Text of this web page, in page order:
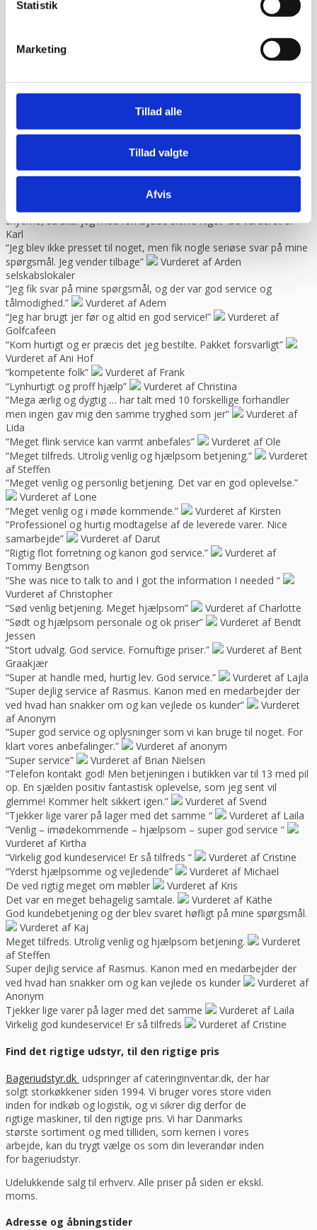
Statistik
Marketing
Tillad alle
Tillad valgte
Afvis
“God faglig og personlig betjening.”
Vurderet af Kenneth Lynge
spørgsmål.”
spørgsmål til “
Vurderet af Jeanette
“Har købt mange maskiner og fået god hjælp når der har været
problemer. Gode priser, mm.”
Vurderet af Patricia
Vurderet af Kai Hou
“Hurtig køb og hurtig levering ! Ikke så meget pjat “
“Hurtig levering. :-)”
Vurderet af Birgitte Andersen
Vurderet af Build consult Ivs
skyerne, så skal jeg med fornøjelse skrive niget”
Vurderet af
Karl
“Jeg blev ikke presset til noget, men fik nogle seriøse svar på mine
spørgsmål. Jeg vender tilbage”
Vurderet af Arden
selskabslokaler
“Jeg fik svar på mine spørgsmål, og der var god service og
tålmodighed.”
Vurderet af Adem
“Jeg har brugt jer før og altid en god service!”
Vurderet af
Golfcafeen
“Kom hurtigt og er præcis det jeg bestilte. Pakket forsvarligt”
Vurderet af Ani Hof
“kompetente folk”
Vurderet af Frank
“Lynhurtigt og proff hjælp”
Vurderet af Christina
“Mega ærlig og dygtig … har talt med 10 forskellige forhandler
men ingen gav mig den samme tryghed som jer”
Vurderet af
Lida
“Meget flink service kan varmt anbefales”
Vurderet af Ole
“Meget tilfreds. Utrolig venlig og hjælpsom betjening.”
Vurderet
af Steffen
“Meget venlig og personlig betjening. Det var en god oplevelse.”
Vurderet af Lone
“Meget venlig og i møde kommende.”
Vurderet af Kirsten
“Professionel og hurtig modtagelse af de leverede varer. Nice
samarbejde”
Vurderet af Darut
“Rigtig flot forretning og kanon god service.”
Vurderet af
Tommy Bengtson
“She was nice to talk to and I got the information I needed “
Vurderet af Christopher
“Sød venlig betjening. Meget hjælpsom”
Vurderet af Charlotte
“Sødt og hjælpsom personale og ok priser”
Vurderet af Bendt
Jessen
“Stort udvalg. God service. Fornuftige priser.”
Vurderet af Bent
Graakjær
“Super at handle med, hurtig lev. God service.”
Vurderet af Lajla
“Super dejlig service af Rasmus. Kanon med en medarbejder der
ved hvad han snakker om og kan vejlede os kunder”
Vurderet
af Anonym
“Super god service og oplysninger som vi kan bruge til noget. For
klart vores anbefalinger.”
Vurderet af anonym
“Super service”
Vurderet af Brian Nielsen
“Telefon kontakt god! Men betjeningen i butikken var til 13 med pil
op. En sjælden positiv fantastisk oplevelse, som jeg sent vil
glemme! Kommer helt sikkert igen.”
Vurderet af Svend
“Tjekker lige varer på lager med det samme “
Vurderet af Laila
“Venlig – imødekommende – hjælpsom – super god service “
Vurderet af Kirtha
“Virkelig god kundeservice! Er så tilfreds “
Vurderet af Cristine
“Yderst hjælpsomme og vejledende”
Vurderet af Michael
De ved rigtig meget om møbler
Vurderet af Kris
Det var en meget behagelig samtale.
Vurderet af Käthe
God kundebetjening og der blev svaret høfligt på mine spørgsmål.
Vurderet af Kaj
Meget tilfreds. Utrolig venlig og hjælpsom betjening.
Vurderet
af Steffen
Super dejlig service af Rasmus. Kanon med en medarbejder der
ved hvad han snakker om og kan vejlede os kunder
Vurderet af
Anonym
Tjekker lige varer på lager med det samme
Vurderet af Laila
Virkelig god kundeservice! Er så tilfreds
Vurderet af Cristine
Find det rigtige udstyr, til den rigtige pris
Bageriudstyr.dk udspringer af cateringinventar.dk, der har
solgt storkøkkener siden 1994. Vi bruger vores store viden
inden for indkøb og logistik, og vi sikrer dig derfor de
rigtige maskiner, til den rigtige pris. Vi har Danmarks
største sortiment og med tilliden, som kernen i vores
arbejde, kan du trygt vælge os som din leverandør inden
for bageriudstyr.
Udelukkende salg til erhverv. Alle priser på siden er ekskl.
moms.
Adresse og åbningstider